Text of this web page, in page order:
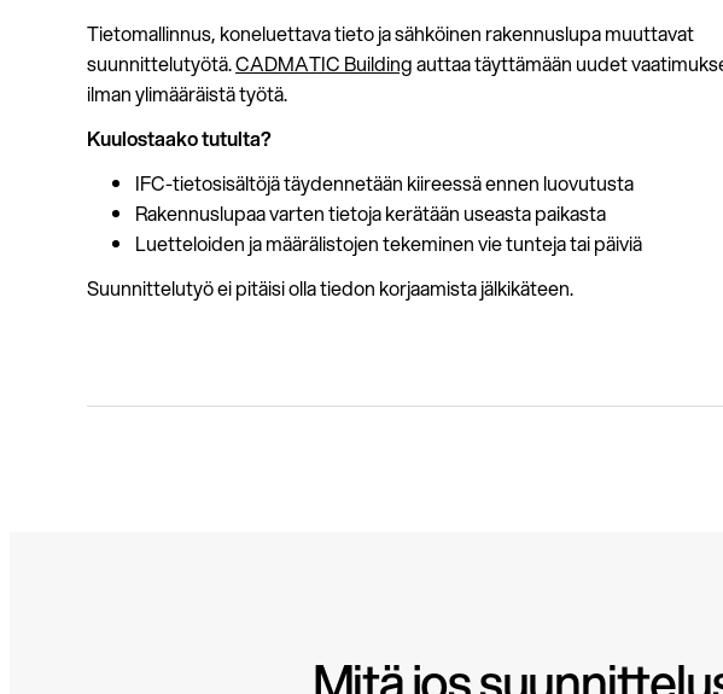
Tietomallinnus, koneluettava tieto ja sähköinen rakennuslupa muuttavat
suunnittelutyötä.CADMATIC Buildingauttaa täyttämään uudet
ilman ylimääräistä työtä.
Kuulostaako tutulta?
IFC-tietosisältöjä täydennetään kiireessä ennen luovutusta
Rakennuslupaa varten tietoja kerätään useasta paikasta
Luetteloiden ja määrälistojen tekeminen vie tunteja tai päiviä
Suunnittelutyö ei pitäisi olla tiedon korjaamista jälkikäteen.